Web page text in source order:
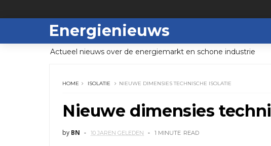
Energienieuws
Actueel nieuws over de energiemarkt en schone industrie
HOME ISOLATIE NIEUWE DIMENSIES TECHNISCHE ISOLATIE
Nieuwe dimensies
by BN 10 JAREN GELEDEN 1 MINUTE READ